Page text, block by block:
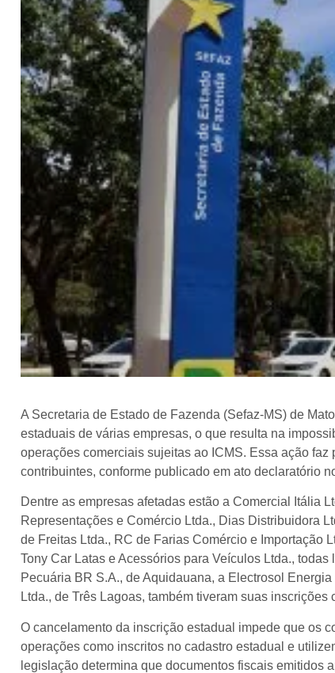
A Secretaria de Estado de Fazenda (Sefaz-MS) de
estaduais de várias empresas, o que resulta na
operações comerciais sujeitas ao ICMS. Essa ação
contribuintes, conforme publicado em ato declaratório
Dentre as empresas afetadas estão a Comercial Itália
Representações e Comércio Ltda., Dias Distribuidora
de Freitas Ltda., RC de Farias Comércio e Importação
Tony Car Latas e Acessórios para Veículos Ltda.,
Pecuária BR S.A., de Aquidauana, a Electrosol
Ltda., de Três Lagoas, também tiveram suas inscrições
O cancelamento da inscrição estadual impede que os
operações como inscritos no cadastro estadual e
legislação determina que documentos fiscais emitidos